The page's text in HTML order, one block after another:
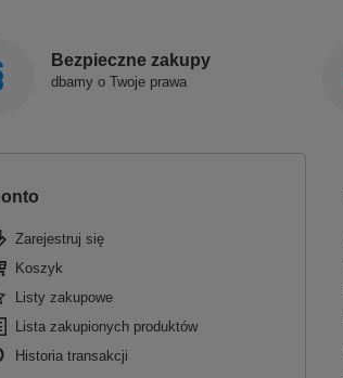
Bezpieczne zakupy
dbamy o Twoje prawa
Zarejestruj się
Koszyk
Listy zakupowe
Lista zakupionych produktów
Historia transakcji